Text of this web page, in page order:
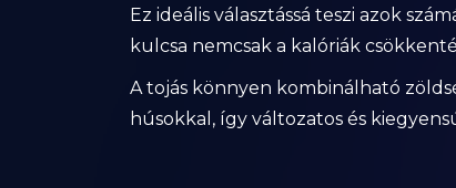
Ez ideális választássá teszi azok
kulcsa nemcsak a kalóriák
A tojás könnyen kombinálható
húsokkal, így változatos és